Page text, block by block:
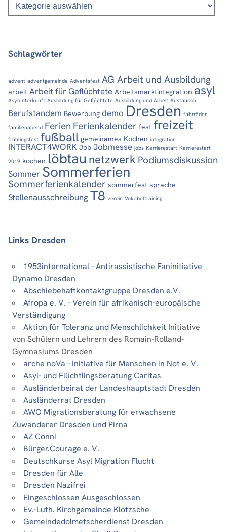
Schlagwörter
advent adventgemeinde Adventsfest AG Arbeit und Ausbildung
arbeit Arbeit für Geflüchtete Arbeitsmarktintegration asyl
Asylunterkunft Ausbildung für Geflüchtete Ausbildung und Arbeit Austausch
Berufstandem Bewerbung demo Dresden fahrräder
familienabend Ferien Ferienkalender fest freizeit
frühlingsfest fußball gemeinames Kochen integration
INTERACT4WORK Job Jobmesse jobs Karrierestart Karrierestart
2019 kochen löbtau netzwerk Podiumsdiskussion
Sommer Sommerferien
Sommerferienkalender sommerfest sprache
Stellenausschreibung T8 verein Vokabeltraining
Links Dresden
1953international - Antirassistische Faninitiative
Dynamo Dresden
Abschiebehaftkontaktgruppe Dresden e.V.
Afropa e. V. - Verein für afrikanisch-europäische
Verständigung
Aktion für Toleranz und Menschlichkeit Initiative
von Schülern und Lehrern des Romain-Rolland-
Gymnasiums Dresden
arche noVa - Initiative für Menschen in Not e. V.
Asyl- und Flüchtlingsberatung Caritas
Ausländerbeirat der Landeshauptstadt Dresden
Ausländerrat Dresden
AWO Migrationsberatung für erwachsene
Zuwanderer Dresden und Pirna
AZ Conni
Bürger.Courage e. V.
Deutschkurse Asyl Migration Flucht
Dresden für Alle
Dresden Nazifrei
Eingeschlossen Ausgeschlossen
Ev.-Luth. Kirchgemeinde Klotzsche
Gemeindedolmetscherdienst Dresden